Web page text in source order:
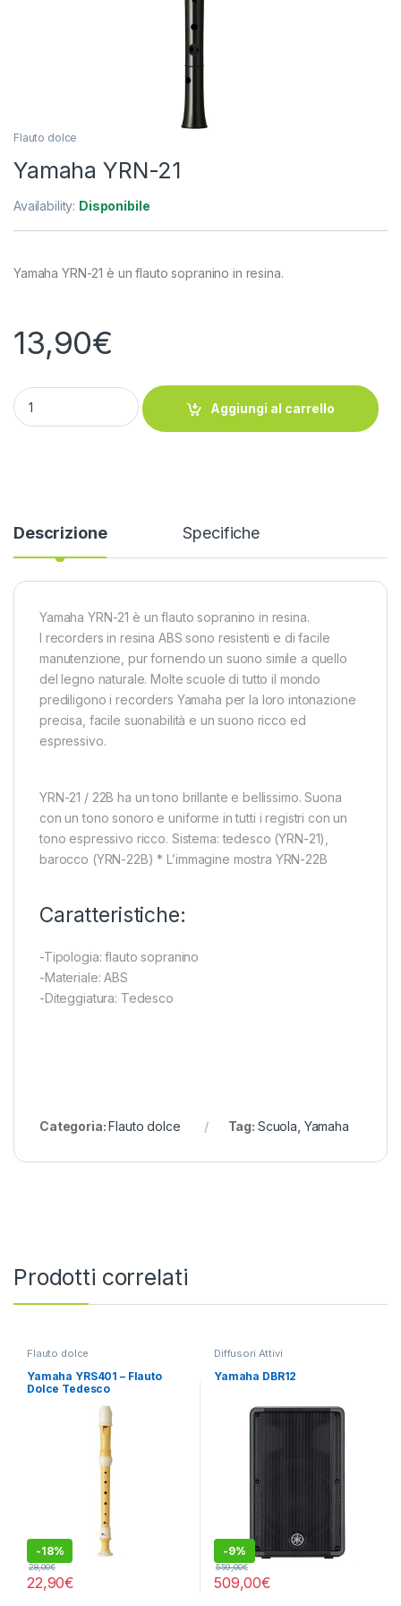
Flauto dolce
Yamaha YRN-21
Availability: Disponibile
Yamaha YRN-21 è un flauto sopranino in resina.
13,90€
Yamaha YRN-21 quantity
Aggiungi al carrello
Descrizione Specifiche
Yamaha YRN-21 è un flauto sopranino in resina.
I recorders in resina ABS sono resistenti e di facile
manutenzione, pur fornendo un suono simile a quello
del legno naturale. Molte scuole di tutto il mondo
prediligono i recorders Yamaha per la loro intonazione
precisa, facile suonabilità e un suono ricco ed
espressivo.
YRN-21 / 22B ha un tono brillante e bellissimo. Suona
con un tono sonoro e uniforme in tutti i registri con un
tono espressivo ricco. Sistema: tedesco (YRN-21),
barocco (YRN-22B) * L’immagine mostra YRN-22B
Caratteristiche:
-Tipologia: flauto sopranino
-Materiale: ABS
-Diteggiatura: Tedesco
Categoria:Flauto dolce Tag: Scuola Yamaha
Prodotti correlati
Flauto dolce
Yamaha YRS401 – Flauto
Dolce Tedesco
-18%
22,90€
28,00€
Diffusori Attivi
Yamaha DBR12
-9%
509,00€
559,00€